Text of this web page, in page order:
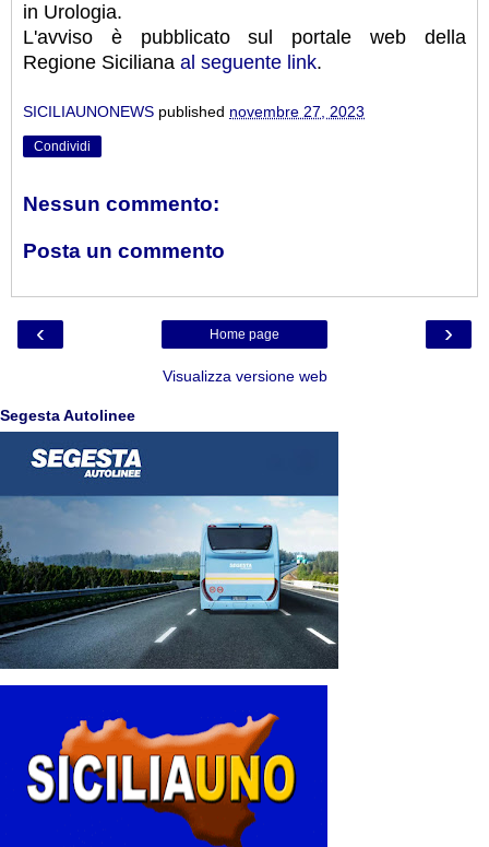
in Urologia.
L'avviso è pubblicato sul portale web della
Regione Siciliana al seguente link.
SICILIAUNONEWS published novembre 27, 2023
Condividi
Nessun commento:
Posta un commento
‹ ›
Home page
Visualizza versione web
Segesta Autolinee